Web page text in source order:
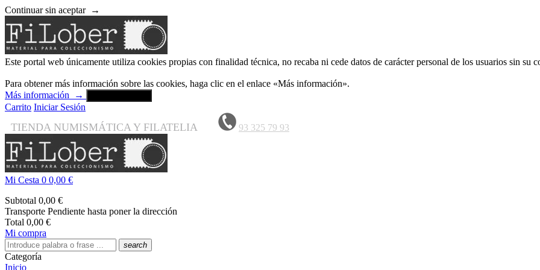
Continuar sin aceptar →
Este portal web únicamente utiliza cookies propias con finalidad técnica, no recaba ni cede datos de carácter personal de los usuarios sin su
Para obtener más información sobre las cookies, haga clic en el enlace «Más información».
Más información
→
Carrito Iniciar Sesión
TIENDA NUMISMÁTICA Y FILATELIA 93 325 79 93
Mi Cesta 0 0,00 €
Subtotal 0,00 €
Transporte Pendiente hasta poner la dirección
Total 0,00 €
Mi compra
search
Categoría
Inicio